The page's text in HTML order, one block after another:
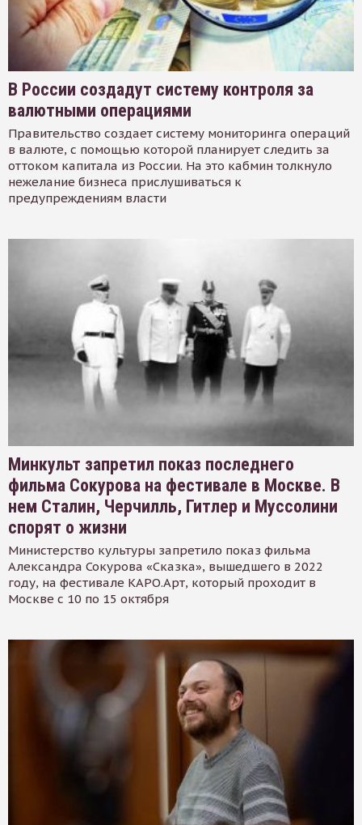
В России создадут систему контроля за
валютными операциями
Правительство создает систему мониторинга операций
в валюте, с помощью которой планирует следить за
оттоком капитала из России. На это кабмин толкнуло
нежелание бизнеса прислушиваться к
предупреждениям власти
Минкульт запретил показ последнего
фильма Сокурова на фестивале в Москве. В
нем Сталин, Черчилль, Гитлер и Муссолини
спорят о жизни
Министерство культуры запретило показ фильма
Александра Сокурова «Сказка», вышедшего в 2022
году, на фестивале КАРО.Арт, который проходит в
Москве с 10 по 15 октября